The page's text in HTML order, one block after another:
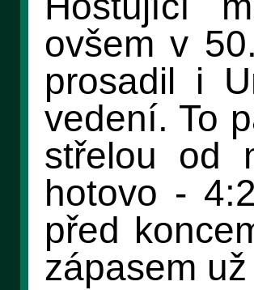
ovšem v
prosadil i
vedení. To
střelou od
hotovo -
před
zápasem